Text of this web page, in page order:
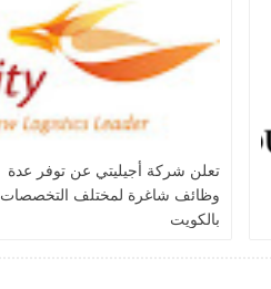
تعلن شركة أجيليتي عن توفر عدة
وظائف شاغرة لمختلف التخصصات
بالكويت